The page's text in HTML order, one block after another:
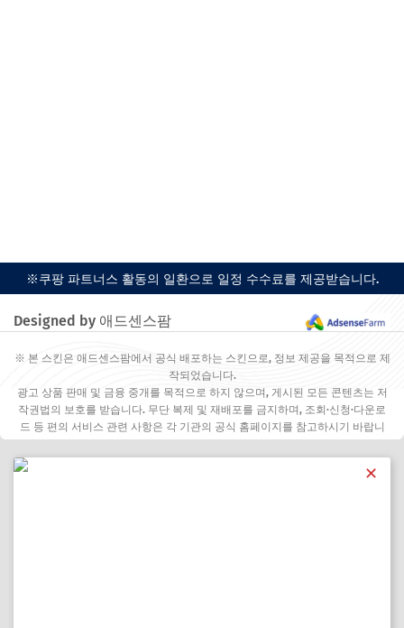
※쿠팡 파트너스 활동의 일환으로 일정 수수료를 제공받습니다.
Designed by 애드센스팜
※ 본 스킨은 애드센스팜에서 공식 배포하는 스킨으로, 정보 제공을 목적으로 제
작되었습니다.
광고 상품 판매 및 금융 중개를 목적으로 하지 않으며, 게시된 모든 콘텐츠는 저
작권법의 보호를 받습니다. 무단 복제 및 재배포를 금지하며, 조회·신청·다운로
드 등 편의 서비스 관련 사항은 각 기관의 공식 홈페이지를 참고하시기 바랍니
✕